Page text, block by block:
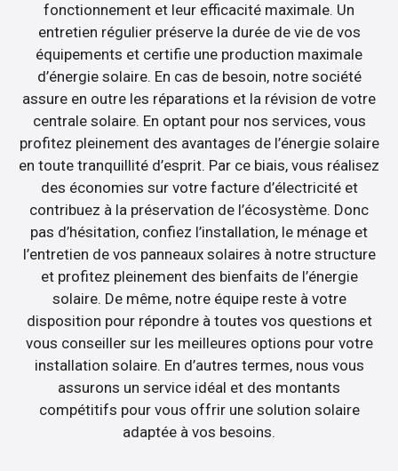
fonctionnement et leur efficacité maximale. Un
entretien régulier préserve la durée de vie de vos
équipements et certifie une production maximale
d’énergie solaire. En cas de besoin, notre société
assure en outre les réparations et la révision de votre
centrale solaire. En optant pour nos services, vous
profitez pleinement des avantages de l’énergie solaire
en toute tranquillité d’esprit. Par ce biais, vous réalisez
des économies sur votre facture d’électricité et
contribuez à la préservation de l’écosystème. Donc
pas d’hésitation, confiez l’installation, le ménage et
l’entretien de vos panneaux solaires à notre structure
et profitez pleinement des bienfaits de l’énergie
solaire. De même, notre équipe reste à votre
disposition pour répondre à toutes vos questions et
vous conseiller sur les meilleures options pour votre
installation solaire. En d’autres termes, nous vous
assurons un service idéal et des montants
compétitifs pour vous offrir une solution solaire
adaptée à vos besoins.